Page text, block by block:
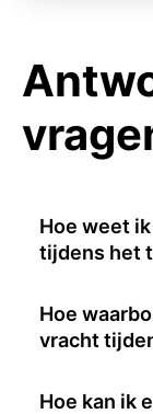
Hoe weet
tijdens het
Hoe
vracht
Hoe kan ik